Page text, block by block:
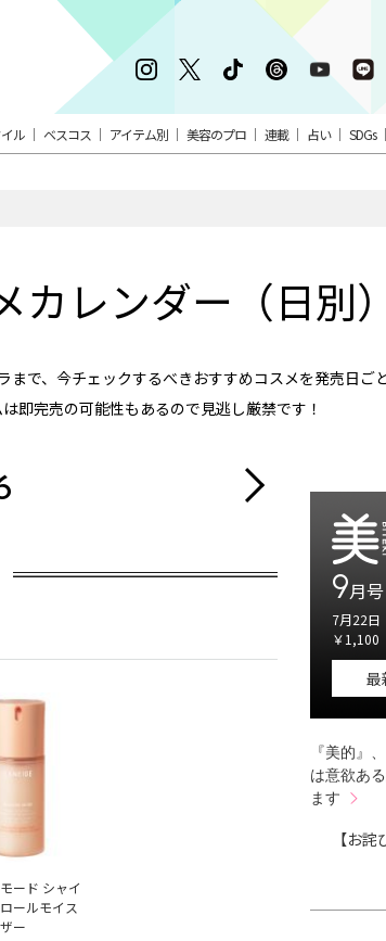
ル ベスコス アイテム別 美容のプロ 連載 占い SDGs
カレンダー（日別）
で、今チェックするべきおすすめコスメを発売日ご
即完売の可能性もあるので見逃し厳禁です！
ード シャイ
ールモイス
ー
9月号
7月22日
￥1,100
最
『美的』
は意欲あ
ます
【お詫